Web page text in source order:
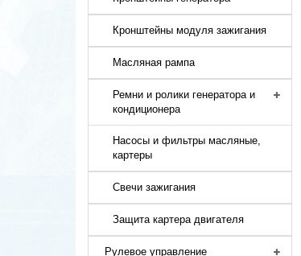
Кронштейны модуля зажигания
Масляная рампа
Ремни и ролики генератора и
кондиционера
Насосы и фильтры масляные,
картеры
Свечи зажигания
Защита картера двигателя
Рулевое управление